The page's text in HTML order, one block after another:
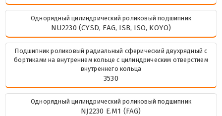
Однорядный цилиндрический роликовый подшипник
NU2230 (CYSD, FAG, ISB, ISO, KOYO)
Подшипник роликовый радиальный сферический двухрядный с
бортиками на внутреннем кольце с цилиндрическим отверстием
внутреннего кольца
3530
Однорядный цилиндрический роликовый подшипник
NJ2230 E.M1 (FAG)